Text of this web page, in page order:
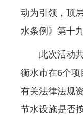
动为引领，顶
水条例》第十
此次活动
衡水市在6个
有关法律法规
节水设施是否